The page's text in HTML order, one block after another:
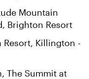
Mountain
Brighton Resort
Resort, Killington -
The Summit at